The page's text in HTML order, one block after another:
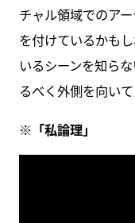
チャル領域でのア
を付けているかも
いるシーンを知ら
るべく外側を向い
※「私論理」